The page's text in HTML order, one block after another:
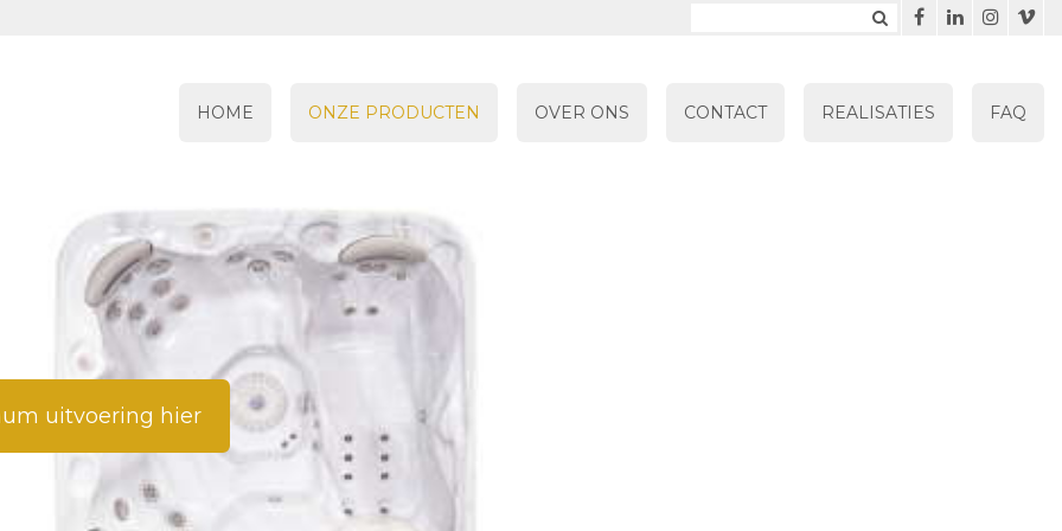
HOME ONZE PRODUCTEN OVER ONS CONTACT REALISATIES FAQ